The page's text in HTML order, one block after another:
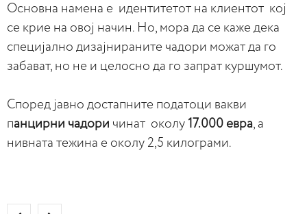
Основна намена е идентитетот на клиентот кој
се крие на овој начин. Но, мора да се каже дека
специјално дизајнираните чадори можат да го
забават, но не и целосно да го запрат куршумот.
Според јавно достапните податоци вакви
панцирни чадори чинат околу 17.000 евра, а
нивната тежина е околу 2,5 килограми.